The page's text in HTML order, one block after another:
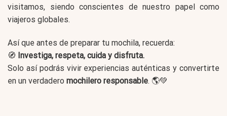
visitamos, siendo conscientes de nuestro papel como
viajeros globales.
Así que antes de preparar tu mochila, recuerda:
🧭 Investiga, respeta, cuida y disfruta.
Solo así podrás vivir experiencias auténticas y convertirte
en un verdadero mochilero responsable. 🌎💚